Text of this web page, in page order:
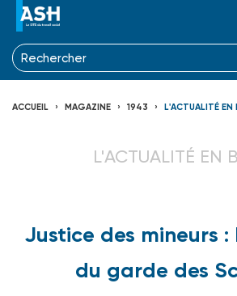
ACCUEIL MAGAZINE 1943 L'ACTUALITÉ EN
L'ACTUALITÉ EN
Justice des mineurs
du garde des